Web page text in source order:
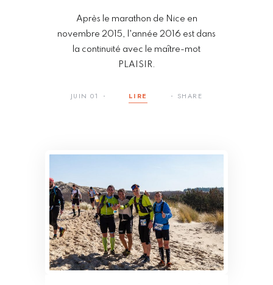
Après le marathon de Nice en
novembre 2015, l'année 2016 est dans
la continuité avec le maître-mot
PLAISIR.
JUIN 01 LIRE SHARE